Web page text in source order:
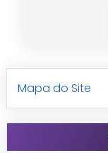
Mapa do Site